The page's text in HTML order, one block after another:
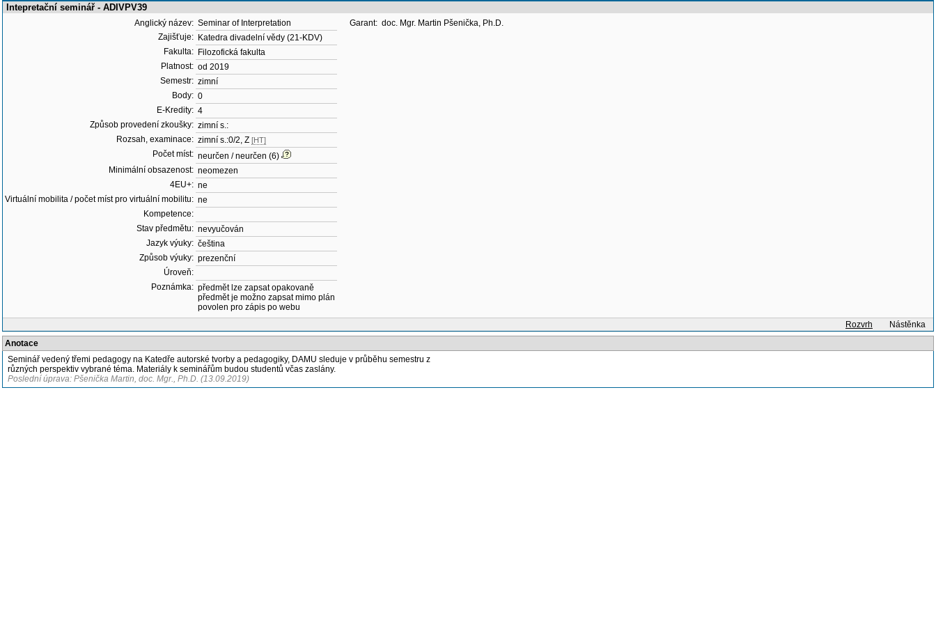
Intepretační seminář - ADIVPV39
Anglický název: Seminar of Interpretation
Zajišťuje: Katedra divadelní vědy (21-KDV)
Fakulta: Filozofická fakulta
Platnost: od 2019
Semestr: zimní
Body: 0
E-Kredity: 4
Způsob provedení zkoušky: zimní s.:
Rozsah, examinace: zimní s.:0/2, Z [HT]
Počet míst: neurčen / neurčen (6)
Minimální obsazenost: neomezen
4EU+: ne
Virtuální mobilita / počet míst pro virtuální mobilitu: ne
Kompetence:
Stav předmětu: nevyučován
Jazyk výuky: čeština
Způsob výuky: prezenční
Úroveň:
Poznámka: předmět lze zapsat opakovaně
předmět je možno zapsat mimo plán
povolen pro zápis po webu
Garant: doc. Mgr. Martin Pšenička, Ph.D.
Rozvrh
Nástěnka
Anotace
Seminář vedený třemi pedagogy na Katedře autorské tvorby a pedagogiky, DAMU sleduje v průběhu semestru z
různých perspektiv vybrané téma. Materiály k seminářům budou studentů včas zaslány.
Poslední úprava: Pšenička Martin, doc. Mgr., Ph.D. (13.09.2019)